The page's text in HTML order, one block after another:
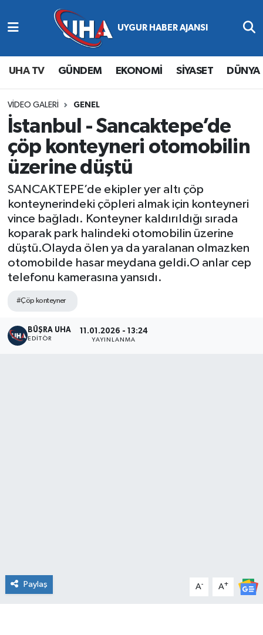
UHA TV GÜNDEM EKONOMİ SİYASET DÜNYA
VIDEO GALERI GENEL
İstanbul - Sancaktepe’de
çöp konteyneri otomobilin
üzerine düştü
SANCAKTEPE’de ekipler yer altı çöp
konteynerindeki çöpleri almak için konteyneri
vince bağladı. Konteyner kaldırıldığı sırada
koparak park halindeki otomobilin üzerine
düştü.Olayda ölen ya da yaralanan olmazken
otomobilde hasar meydana geldi.O anlar cep
telefonu kamerasına yansıdı.
#Çöp konteyner
BÜŞRA UHA
EDITÖR
11.01.2026 - 13:24
YAYINLANMA
Paylaş A- A+
Abone Ol
Gündem
Ekonomi
Magazin
Siyaset
Spor
Yaşam
Nöbetçi Eczaneler
Hava Durumu
Namaz Vakitleri
Trafik Durumu
Süper Lig Puan Durumu ve Fikstür
Tüm Manşetler
Son Dakika Haberleri
Haber Arşivi